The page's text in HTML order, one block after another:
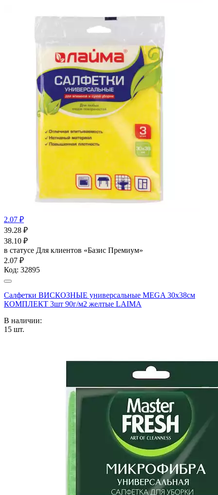
2.07 ₽
39.28 ₽
38.10 ₽
в статусе Для клиентов «Базис Премиум»
2.07 ₽
Код: 32895
Салфетки ВИСКОЗНЫЕ универсальные MEGA 30х38см
КОМПЛЕКТ 3шт 90г/м2 желтые LAIMA
В наличии:
15 шт.